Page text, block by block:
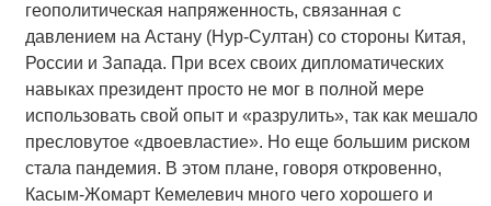
геополитическая напряженность, связанная с
давлением на Астану (Нур-Султан) со стороны Китая,
России и Запада. При всех своих дипломатических
навыках президент просто не мог в полной мере
использовать свой опыт и «разрулить», так как мешало
пресловутое «двоевластие». Но еще большим риском
стала пандемия. В этом плане, говоря откровенно,
Касым-Жомарт Кемелевич много чего хорошего и